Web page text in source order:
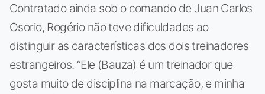
Contratado ainda sob o comando de Juan Carlos
Osorio, Rogério não teve dificuldades ao
distinguir as características dos dois treinadores
estrangeiros. “Ele (Bauza) é um treinador que
gosta muito de disciplina na marcação, e minha